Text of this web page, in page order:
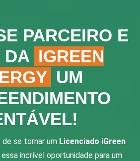
PARCEIRO E
DA IGREEN
UM
se tornar um Licenciado iGreen
incrível oportunidade para um